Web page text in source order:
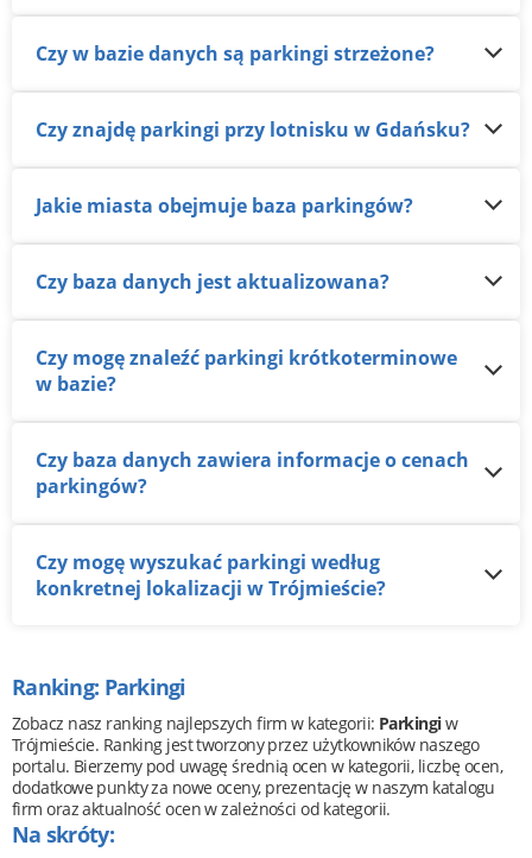
Czy w bazie danych są parkingi strzeżone?
Czy znajdę parkingi przy lotnisku w Gdańsku?
Jakie miasta obejmuje baza parkingów?
Czy baza danych jest aktualizowana?
Czy mogę znaleźć parkingi krótkoterminowe
w bazie?
Czy baza danych zawiera informacje o cenach
parkingów?
Czy mogę wyszukać parkingi według
konkretnej lokalizacji w Trójmieście?
Ranking: Parkingi
Zobacz nasz ranking najlepszych firm w kategorii: Parkingiw
Trójmieście. Ranking jest tworzony przez użytkowników naszego
portalu. Bierzemy pod uwagę średnią ocen w kategorii, liczbę ocen,
dodatkowe punkty za nowe oceny, prezentację w naszym katalogu
firm oraz aktualność ocen w zależności od kategorii.
Na skróty: